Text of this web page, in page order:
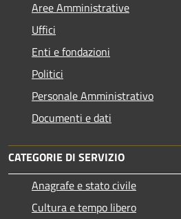
Aree Amministrative
Uffici
Enti e fondazioni
Politici
Personale Amministrativo
Documenti e dati
CATEGORIE DI SERVIZIO
Anagrafe e stato civile
Cultura e tempo libero